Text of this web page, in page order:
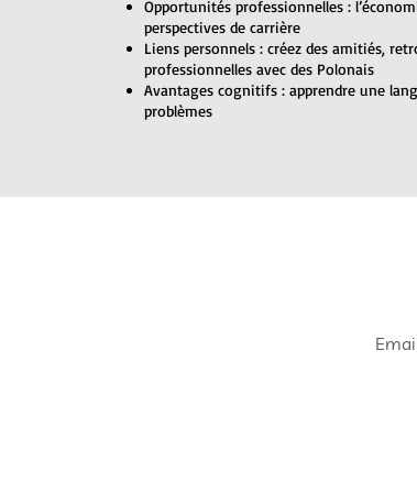
Opportunités professionnelles :
perspectives de carrière
Liens personnels : créez des amitiés,
professionnelles avec des Polonais
Avantages cognitifs : apprendre une
problèmes